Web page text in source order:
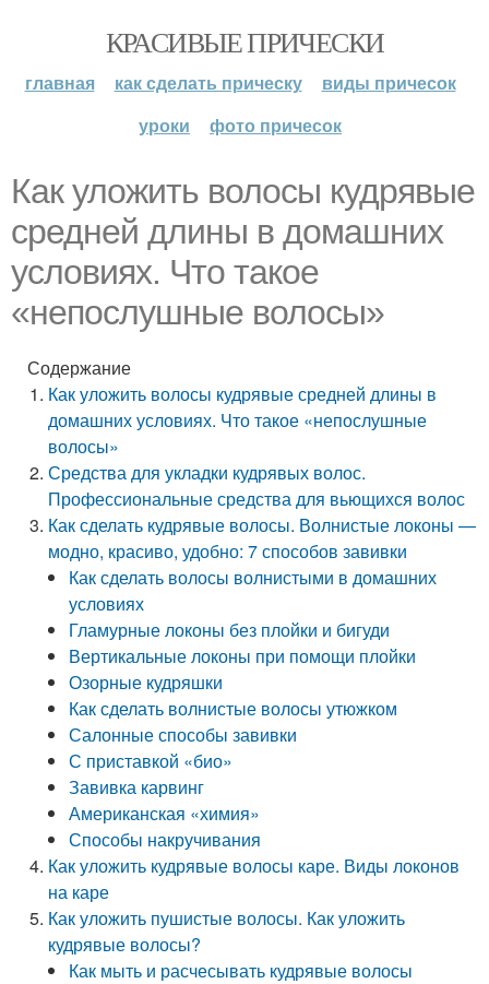
КРАСИВЫЕ ПРИЧЕСКИ
главная как сделать прическу
виды причесок
уроки
фото причесок
Как уложить волосы кудрявые
средней длины в домашних
условиях. Что такое
«непослушные волосы»
Содержание
Как уложить волосы кудрявые средней длины в
домашних условиях. Что такое «непослушные
волосы»
Средства для укладки кудрявых волос.
Профессиональные средства для вьющихся волос
Как сделать кудрявые волосы. Волнистые локоны —
модно, красиво, удобно: 7 способов завивки
Как сделать волосы волнистыми в домашних
условиях
Гламурные локоны без плойки и бигуди
Вертикальные локоны при помощи плойки
Озорные кудряшки
Как сделать волнистые волосы утюжком
Салонные способы завивки
С приставкой «био»
Завивка карвинг
Американская «химия»
Способы накручивания
Как уложить кудрявые волосы каре. Виды локонов
на каре
Как уложить пушистые волосы. Как уложить
кудрявые волосы?
Как мыть и расчесывать кудрявые волосы